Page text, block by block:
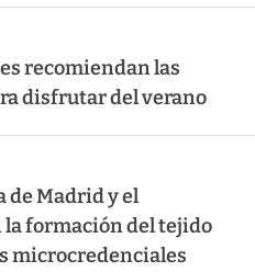
recomiendan las
disfrutar del verano
de Madrid y el
formación del tejido
microcredenciales